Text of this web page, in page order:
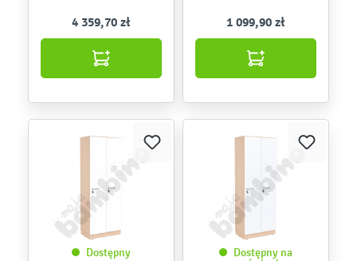
4 359,70 zł 1 099,90 zł
Dostępny
Dostępny na